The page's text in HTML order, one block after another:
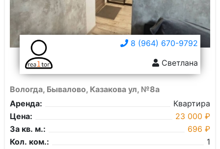
8 (964) 670-9792
Светлана
Вологда, Бывалово, Казакова ул, №8а
Аренда:
Квартира
Цена:
23 000 ₽
За кв. м.:
696 ₽
Кол. ком.:
1